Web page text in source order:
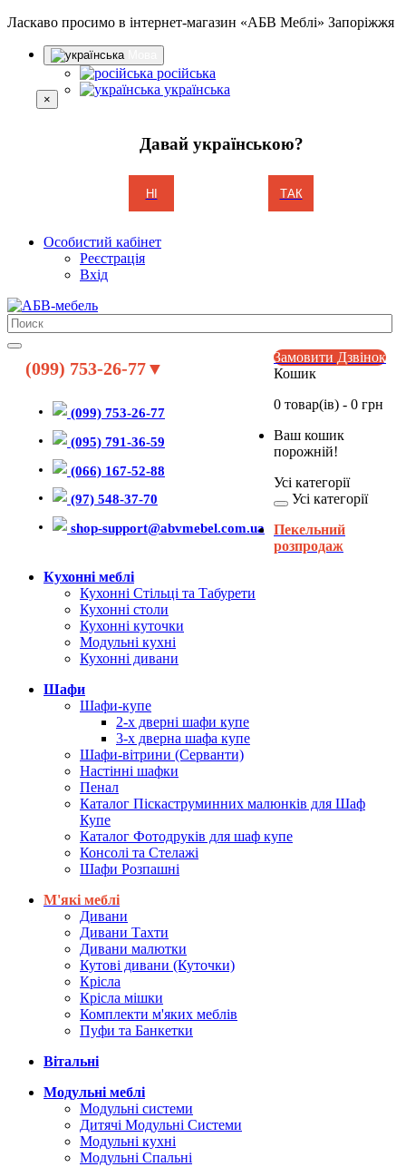
Ласкаво просимо в інтернет-магазин «АБВ Меблі» Запоріжжя
російська
українська
×
Давай українською?
НІ ТАК
Особистий кабінет
Реєстрація
Вхід
(099) 753-26-77▼
(099) 753-26-77
(095) 791-36-59
(066) 167-52-88
(97) 548-37-70
shop-support@abvmebel.com.ua
Замовити Дзвінок
Кошик
0 товар(ів) - 0 грн
Ваш кошик
порожній!
Усі категорії
Усі категорії
Пекельний
розпродаж
Кухонні меблі
Кухонні Стільці та Табурети
Кухонні столи
Кухонні куточки
Модульні кухні
Кухонні дивани
Шафи
Шафи-купе
2-х дверні шафи купе
3-х дверна шафа купе
Шафи-вітрини (Серванти)
Настінні шафки
Пенал
Каталог Піскаструминних малюнків для Шаф
Купе
Каталог Фотодруків для шаф купе
Консолі та Стелажі
Шафи Розпашні
М'які меблі
Дивани
Дивани Тахти
Дивани малютки
Кутові дивани (Куточки)
Крісла
Крісла мішки
Комплекти м'яких меблів
Пуфи та Банкетки
Вітальні
Модульні меблі
Модульні системи
Дитячі Модульні Системи
Модульні кухні
Модульні Спальні